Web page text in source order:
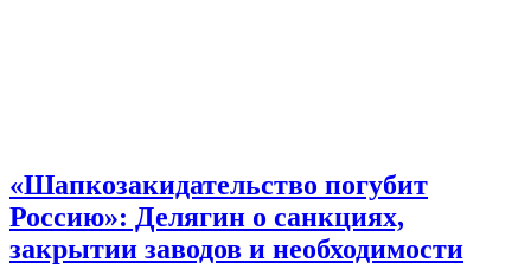
«Шапкозакидательство погубит
Россию»: Делягин о санкциях,
закрытии заводов и необходимости